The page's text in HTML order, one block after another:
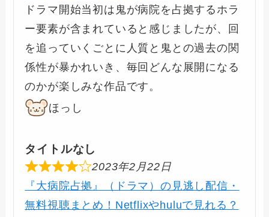
ドラマ開始当初は鬼が病院を占拠するホラ
ー要素が含まれていると感じましたが、回
を追っていくごとに人質と鬼との過去の関
係性が暴かれいき、毎回どんな展開になる
のかが楽しみな作品です。
ほっし
タイトルなし
2023年2月22日
『大病院占拠』（ドラマ）の見逃し配信・
無料視聴まとめ！Netflixやhuluで見れる？